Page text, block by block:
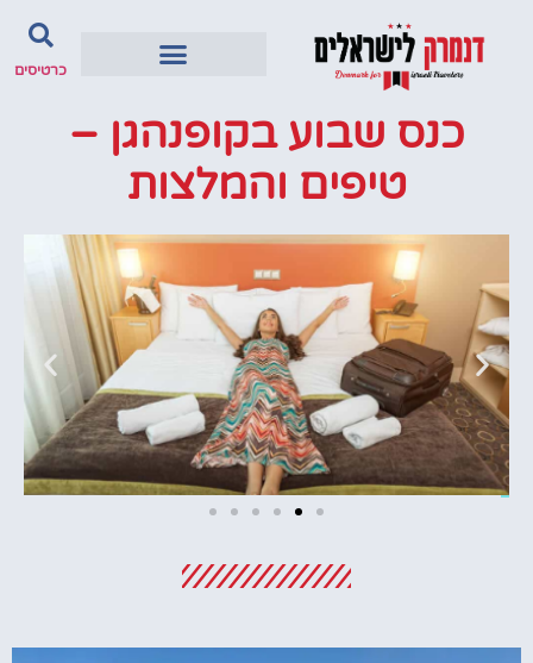
כרטיסים
כנס שבוע בקופנהגן –
טיפים והמלצות
מציאת מלון